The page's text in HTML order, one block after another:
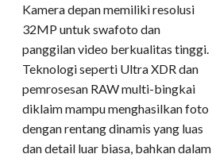
Kamera depan memiliki resolusi
32MP untuk swafoto dan
panggilan video berkualitas tinggi.
Teknologi seperti Ultra XDR dan
pemrosesan RAW multi-bingkai
diklaim mampu menghasilkan foto
dengan rentang dinamis yang luas
dan detail luar biasa, bahkan dalam